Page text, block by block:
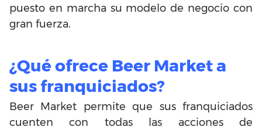
puesto en marcha su modelo de negocio con
gran fuerza.
¿Qué ofrece Beer Market a
sus franquiciados?
Beer Market permite que sus franquiciados
cuenten con todas las acciones de